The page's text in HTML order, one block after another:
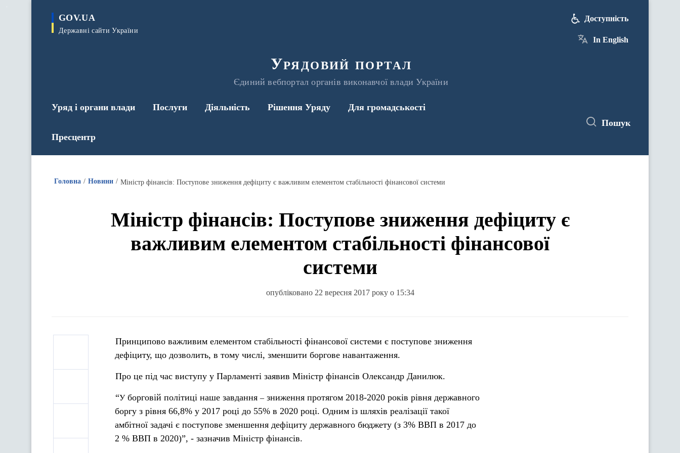
GOV.UA
Державні сайти України
Урядовий портал
Єдиний вебпортал органів виконавчої влади України
Доступність
In English
Уряд і органи влади Послуги Діяльність Рішення Уряду Для громадськості
Пресцентр
Пошук
Головна Новини Міністр фінансів: Поступове зниження дефіциту є важливим елементом стабільності фінансової системи
Міністр фінансів: Поступове зниження дефіциту є
важливим елементом стабільності фінансової
системи
опубліковано 22 вересня 2017 року о 15:34
Принципово важливим елементом стабільності фінансової системи є поступове зниження
дефіциту, що дозволить, в тому числі, зменшити боргове навантаження.
Про це під час виступу у Парламенті заявив Міністр фінансів Олександр Данилюк.
“Уборговій політиці наше завдання – зниження протягом 2018-2020 років рівня державного
боргу з рівня 66,8% у 2017 році до 55% в 2020 році. Одним із шляхів реалізації такої
амбітної задачі є поступове зменшення дефіциту державного бюджету (з 3% ВВП в 2017 до
2 % ВВП в 2020)”, - зазначив Міністр фінансів.